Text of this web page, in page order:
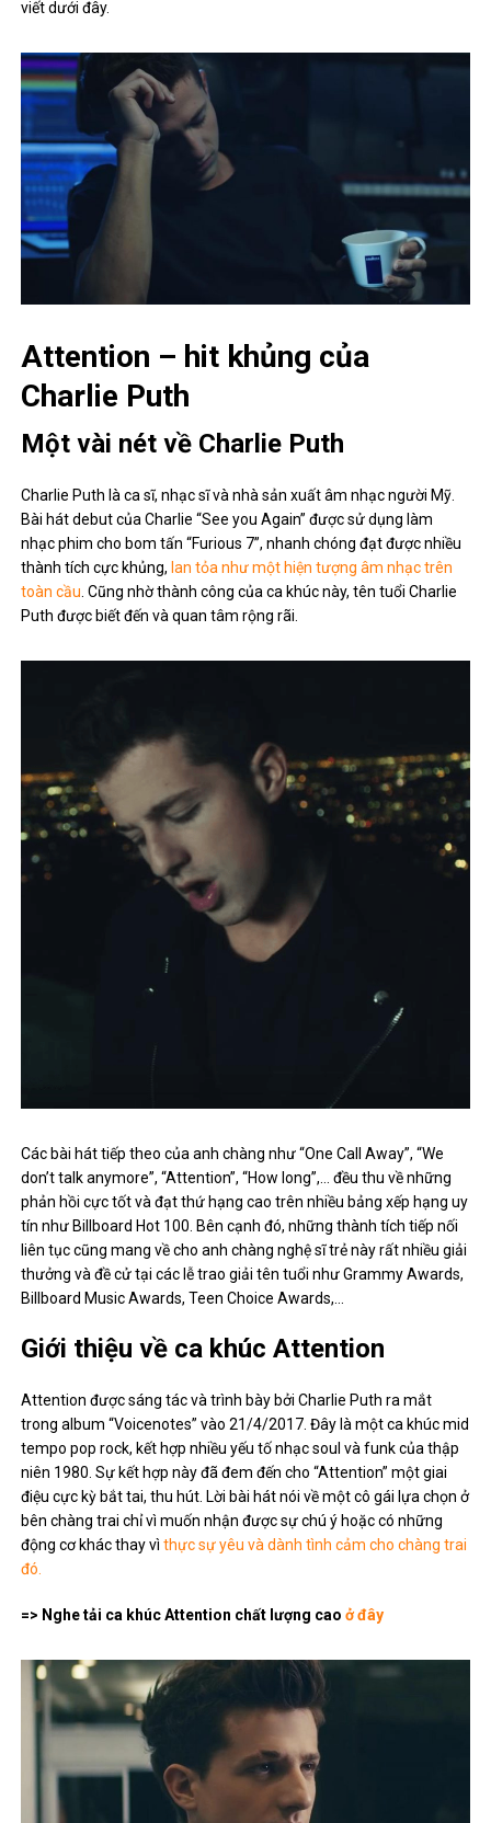
viết dưới đây.
Attention – hit khủng của
Charlie Puth
Một vài nét về Charlie Puth
Charlie Puth là ca sĩ, nhạc sĩ và nhà sản xuất âm nhạc người Mỹ.
Bài hát debut của Charlie “See you Again” được sử dụng làm
nhạc phim cho bom tấn “Furious 7”, nhanh chóng đạt được nhiều
thành tích cực khủng, lan tỏa như một hiện tượng âm nhạc trên
toàn cầu . Cũng nhờ thành công của ca khúc này, tên tuổi Charlie
Puth được biết đến và quan tâm rộng rãi.
Các bài hát tiếp theo của anh chàng như “One Call Away”, “We
don’t talk anymore”, “Attention”, “How long”,… đều thu về những
phản hồi cực tốt và đạt thứ hạng cao trên nhiều bảng xếp hạng uy
tín như Billboard Hot 100. Bên cạnh đó, những thành tích tiếp nối
liên tục cũng mang về cho anh chàng nghệ sĩ trẻ này rất nhiều giải
thưởng và đề cử tại các lễ trao giải tên tuổi như Grammy Awards,
Billboard Music Awards, Teen Choice Awards,…
Giới thiệu về ca khúc Attention
Attention được sáng tác và trình bày bởi Charlie Puth ra mắt
trong album “Voicenotes” vào 21/4/2017. Đây là một ca khúc mid
tempo pop rock, kết hợp nhiều yếu tố nhạc soul và funk của thập
niên 1980. Sự kết hợp này đã đem đến cho “Attention” một giai
điệu cực kỳ bắt tai, thu hút. Lời bài hát nói về một cô gái lựa chọn ở
bên chàng trai chỉ vì muốn nhận được sự chú ý hoặc có những
động cơ khác thay vìthực sự yêu và dành tình cảm cho chàng trai
đó.
=> Nghe tải ca khúc Attention chất lượng caoở đây